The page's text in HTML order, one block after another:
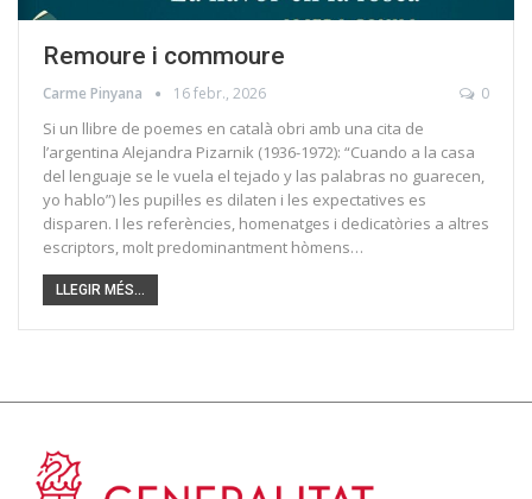
Remoure i commoure
Carme Pinyana 16 febr., 2026 0
Si un llibre de poemes en català obri amb una cita de
l’argentina Alejandra Pizarnik (1936-1972): “Cuando a la casa
del lenguaje se le vuela el tejado y las palabras no guarecen,
yo hablo”) les pupil·les es dilaten i les expectatives es
disparen. I les referències, homenatges i dedicatòries a altres
escriptors, molt predominantment hòmens…
LLEGIR MÉS...